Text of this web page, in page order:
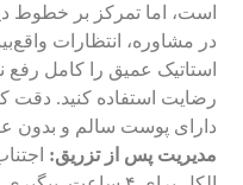
است، اما تمرکز بر خطوط
در مشاوره، انتظارات
استاتیک عمیق را کامل رفع
رضایت استفاده کنید.
دارای پوست سالم و بدون
مدیریت پس از تزریق: